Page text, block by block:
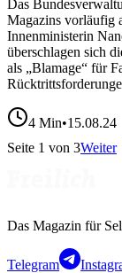
Das
Magazins vorläufig
Innenministerin
überschlagen sich
als „Blamage“ für
4 Min•15.08.24
Seite 1 von 3Weiter
Das Magazin für
Telegram